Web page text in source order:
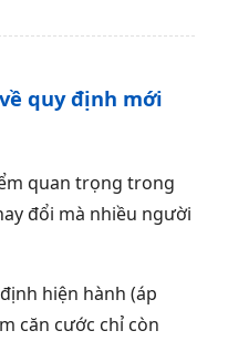
quy định mới
quan trọng trong
đổi mà nhiều người
hiện hành (áp
căn cước chỉ còn